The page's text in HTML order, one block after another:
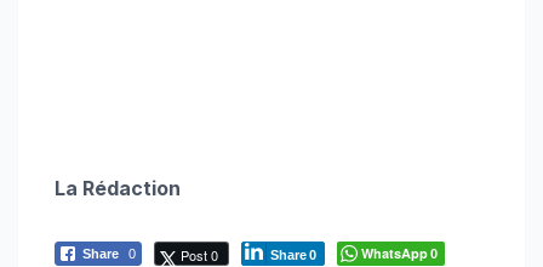
La Rédaction
Share 0 Post 0 Share0 WhatsApp0